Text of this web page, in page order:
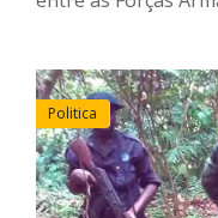
Politica